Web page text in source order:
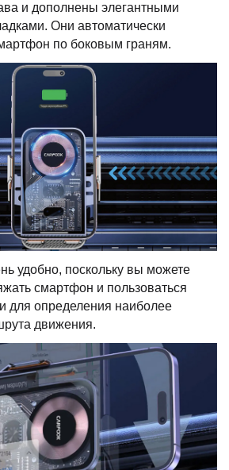
и дополнены элегантными
Они автоматически
по боковым граням.
удобно, поскольку вы можете
смартфон и пользоваться
для определения наиболее
движения.